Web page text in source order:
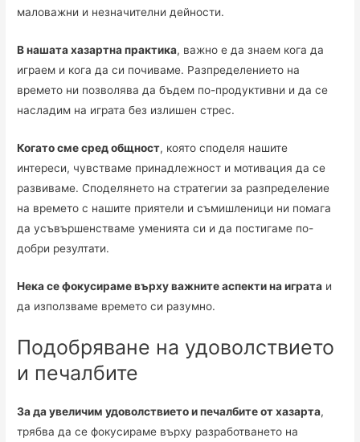
маловажни и незначителни дейности.
В нашата хазартна практика, важно е да знаем кога да
играем и кога да си почиваме. Разпределението на
времето ни позволява да бъдем по-продуктивни и да се
насладим на играта без излишен стрес.
Когато сме сред общност, която споделя нашите
интереси, чувстваме принадлежност и мотивация да се
развиваме. Споделянето на стратегии за разпределение
на времето с нашите приятели и съмишленици ни помага
да усъвършенстваме уменията си и да постигаме по-
добри резултати.
Нека се фокусираме върху важните аспекти на играта и
да използваме времето си разумно.
Подобряване на удоволствието
и печалбите
За да увеличим удоволствието и печалбите от хазарта,
трябва да се фокусираме върху разработването на